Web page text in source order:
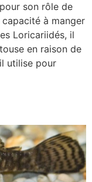
son rôle de
à manger
Loricariidés, il
en raison de
utilise pour